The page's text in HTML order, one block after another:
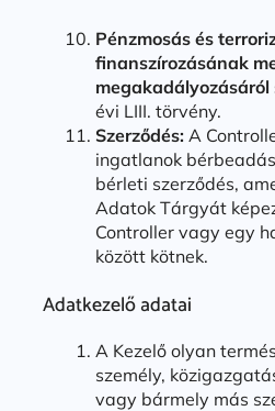
Pénzmosás és
finanszírozásának
megakadályozásáról
évi LIII. törvény.
Szerződés:A
ingatlanok
bérleti szerződés,
Adatok Tárgyát
Controller vagy egy
között kötnek.
Adatkezelő adatai
A Kezelő olyan
személy,
vagy bármely más